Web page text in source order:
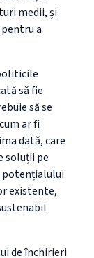
medii, și
a
să fie
să se
cum ar fi
dată, care
soluții pe
potențialului
existente,
de închirieri